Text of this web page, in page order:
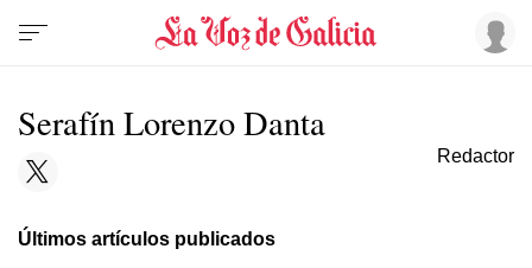
Serafín Lorenzo Danta
Redactor
Últimos artículos publicados